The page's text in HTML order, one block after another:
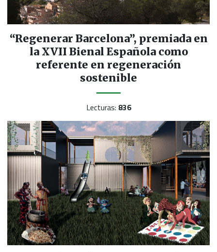
“Regenerar Barcelona”, premiada en
la XVII Bienal Española como
referente en regeneración
sostenible
Lecturas: 836